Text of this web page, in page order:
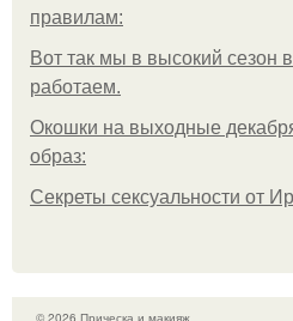
правилам:
Вот так мы в высокий сезон
работаем.
Окошки на выходные
образ:
Секреты сексуальности от
© 2026 Прическа и макияж